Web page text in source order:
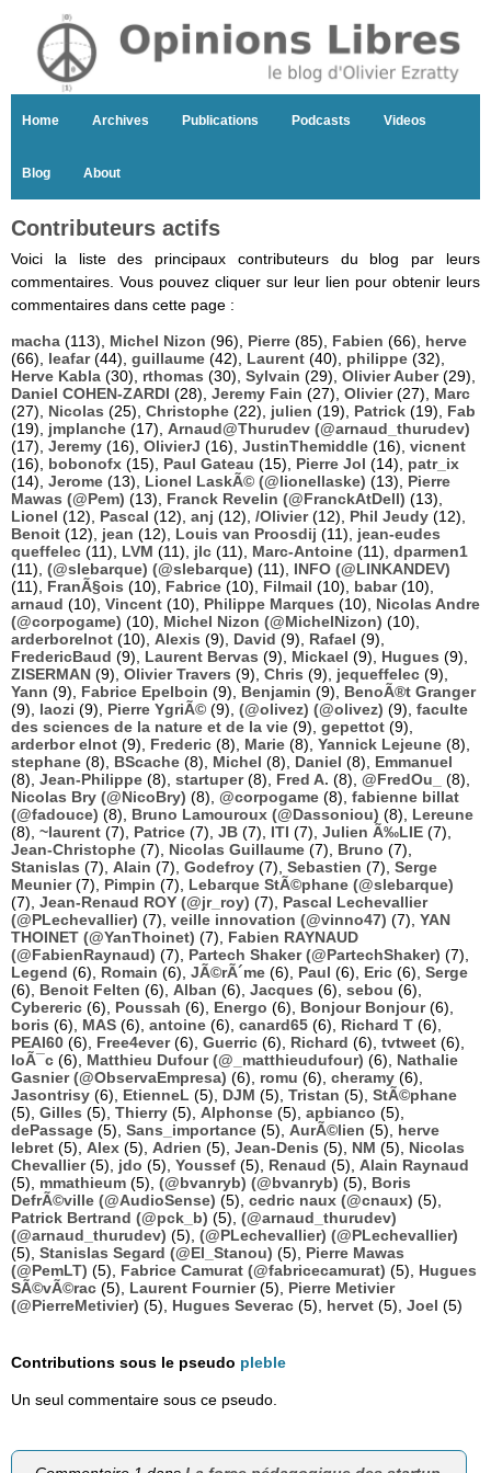
Home Archives Publications Podcasts Videos
Blog About
Contributeurs actifs
Voici la liste des principaux contributeurs du blog par leurs
commentaires. Vous pouvez cliquer sur leur lien pour obtenir leurs
commentaires dans cette page :
macha (113), Michel Nizon (96), Pierre (85), Fabien (66), herve
(66), leafar(44), guillaume (42), Laurent (40), philippe (32),
Herve Kabla (30), rthomas (30), Sylvain (29), Olivier Auber(29),
Daniel COHEN-ZARDI (28), Jeremy Fain (27), Olivier(27), Marc
(27), Nicolas (25), Christophe (22), julien (19), Patrick (19), Fab
(19), jmplanche (17), Arnaud@Thurudev (@arnaud_thurudev)
(17), Jeremy (16), OlivierJ (16), JustinThemiddle (16), vicnent
(16), bobonofx (15), Paul Gateau (15), Pierre Jol (14), patr_ix
(14), Jerome (13), Lionel LaskÃ© (@lionellaske) (13), Pierre
Mawas (@Pem) (13), Franck Revelin (@FranckAtDell) (13),
Lionel (12), Pascal (12), anj (12), /Olivier(12), Phil Jeudy (12),
Benoit (12), jean (12), Louis van Proosdij (11), jean-eudes
queffelec (11), LVM (11), jlc (11), Marc-Antoine (11), dparmen1
(11), (@slebarque) (@slebarque) (11), INFO (@LINKANDEV)
(11), FranÃ§ois (10), Fabrice (10), Filmail (10), babar(10),
arnaud (10), Vincent (10), Philippe Marques (10), Nicolas Andre
(@corpogame) (10), Michel Nizon (@MichelNizon) (10),
arderborelnot (10), Alexis (9), David (9), Rafael (9),
FredericBaud (9), Laurent Bervas (9), Mickael (9), Hugues (9),
ZISERMAN (9), Olivier Travers (9), Chris (9), jequeffelec (9),
Yann (9), Fabrice Epelboin (9), Benjamin (9), BenoÃ®t Granger
(9), laozi (9), Pierre YgriÃ© (9), (@olivez) (@olivez) (9), faculte
des sciences de la nature et de la vie (9), gepettot (9),
arderbor elnot (9), Frederic (8), Marie (8), Yannick Lejeune (8),
stephane (8), BScache (8), Michel (8), Daniel (8), Emmanuel
(8), Jean-Philippe (8), startuper(8), Fred A. (8), @FredOu_
(8),
Nicolas Bry (@NicoBry) (8), @corpogame (8), fabienne billat
(@fadouce) (8), Bruno Lamouroux (@Dassoniou) (8), Lereune
(8), ~laurent (7), Patrice (7), JB (7), ITI (7), Julien Ã‰LIE (7),
Jean-Christophe (7), Nicolas Guillaume (7), Bruno (7),
Stanislas (7), Alain (7), Godefroy (7), Sebastien (7), Serge
Meunier(7), Pimpin (7), Lebarque StÃ©phane (@slebarque)
(7), Jean-Renaud ROY (@jr_roy) (7), Pascal Lechevallier
(@PLechevallier) (7), veille innovation (@vinno47) (7), YAN
THOINET (@YanThoinet) (7), Fabien RAYNAUD
(@FabienRaynaud) (7), Partech Shaker (@PartechShaker) (7),
Legend (6), Romain (6), JÃ©rÃ´me (6), Paul (6), Eric (6), Serge
(6), Benoit Felten (6), Alban (6), Jacques (6), sebou (6),
Cybereric (6), Poussah (6), Energo (6), Bonjour Bonjour(6),
boris (6), MAS (6), antoine (6), canard65 (6), Richard T (6),
PEAI60 (6), Free4ever(6), Guerric (6), Richard (6), tvtweet (6),
loÃ¯c (6), Matthieu Dufour (@_matthieudufour) (6), Nathalie
Gasnier (@ObservaEmpresa) (6), romu (6), cheramy (6),
Jasontrisy (6), EtienneL (5), DJM (5), Tristan (5), StÃ©phane
(5), Gilles (5), Thierry (5), Alphonse (5), apbianco (5),
dePassage (5), Sans_importance (5), AurÃ©lien (5), herve
lebret (5), Alex (5), Adrien (5), Jean-Denis (5), NM (5), Nicolas
Chevallier(5), jdo (5), Youssef (5), Renaud (5), Alain Raynaud
(5), mmathieum (5), (@bvanryb) (@bvanryb) (5), Boris
DefrÃ©ville (@AudioSense) (5), cedric naux (@cnaux) (5),
Patrick Bertrand (@pck_b) (5), (@arnaud_thurudev)
(@arnaud_thurudev) (5), (@PLechevallier) (@PLechevallier)
(5), Stanislas Segard (@El_Stanou) (5), Pierre Mawas
(@PemLT) (5), Fabrice Camurat (@fabricecamurat) (5), Hugues
SÃ©vÃ©rac (5), Laurent Fournier(5), Pierre Metivier
(@PierreMetivier) (5), Hugues Severac (5), hervet (5), Joel (5)
Contributions sous le pseudo pleble
Un seul commentaire sous ce pseudo.